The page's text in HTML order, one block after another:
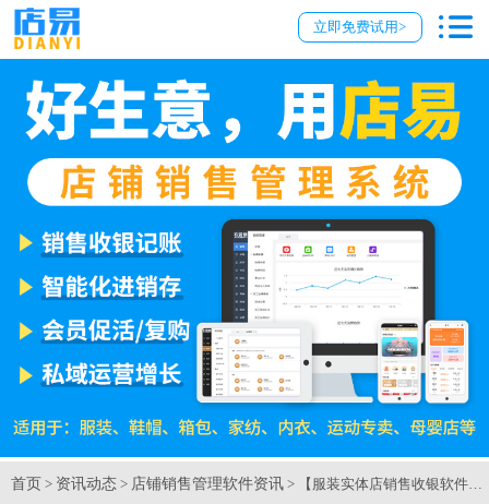
立即免费试用>
首页 > 资讯动态 > 店铺销售管理软件资讯 > 【服装实体店销售收银软件